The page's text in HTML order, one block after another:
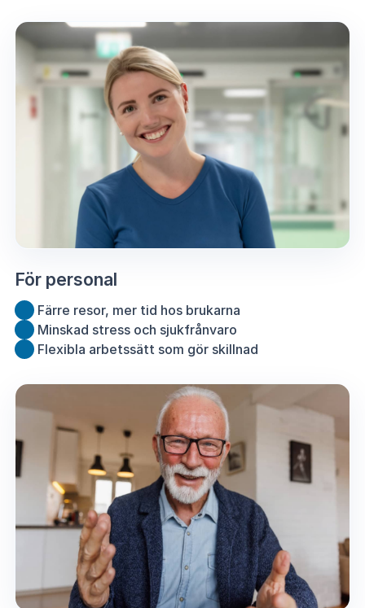
För personal
Färre resor, mer tid hos brukarna
Minskad stress och sjukfrånvaro
Flexibla arbetssätt som gör skillnad